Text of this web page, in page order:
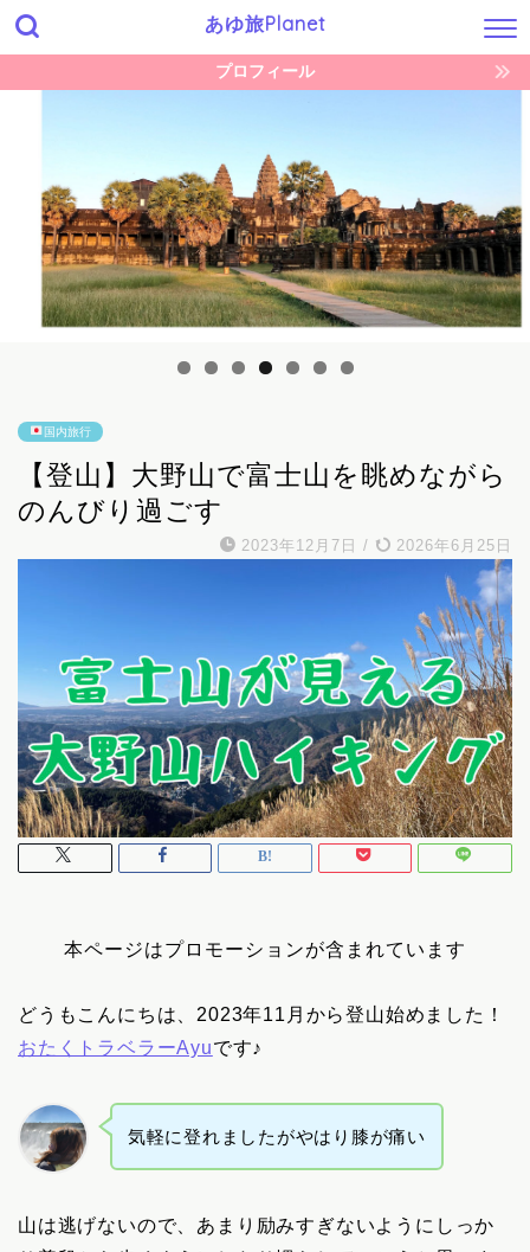
あゆ旅Planet
プロフィール
国内旅行
【登山】大野山で富士山を眺めながら
のんびり過ごす
2023年12月7日 / 2026年6月25日
本ページはプロモーションが含まれています
どうもこんにちは、2023年11月から登山始めました！
おたくトラベラーAyuです♪
気軽に登れましたがやはり膝が痛い
山は逃げないので、あまり励みすぎないようにしっか